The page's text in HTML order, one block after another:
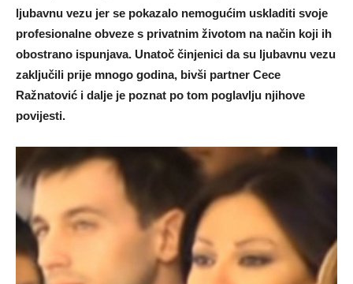
ljubavnu vezu jer se pokazalo nemogućim uskladiti svoje
profesionalne obveze s privatnim životom na način koji ih
obostrano ispunjava. Unatoč činjenici da su ljubavnu vezu
zaključili prije mnogo godina, bivši partner Cece
Ražnatović i dalje je poznat po tom poglavlju njihove
povijesti.